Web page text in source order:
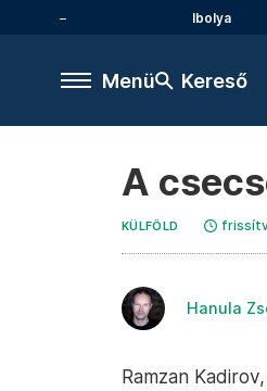
Ibolya
Menü Kereső
A
KÜLFÖLD
Hanula
Ramzan